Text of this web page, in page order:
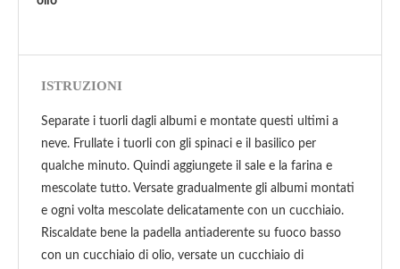
ISTRUZIONI
Separate i tuorli dagli albumi e montate questi ultimi a
neve. Frullate i tuorli con gli spinaci e il basilico per
qualche minuto. Quindi aggiungete il sale e la farina e
mescolate tutto. Versate gradualmente gli albumi montati
e ogni volta mescolate delicatamente con un cucchiaio.
Riscaldate bene la padella antiaderente su fuoco basso
con un cucchiaio di olio, versate un cucchiaio di